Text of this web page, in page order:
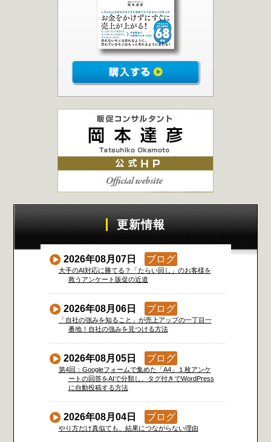
更新情報
2026年08月07日 ブログ
大手のAI対応に勝てる？「たらい回し」のお客様を
救うアンケート販促の近道
2026年08月06日 ブログ
「自社の強みを知ること」が売上アップの一丁目一
番地！自社の強みを見つける方法
2026年08月05日 ブログ
第4回：Googleフォームで集めた「A4」１枚アンケ
ートの回答をAIで分類し、タグ付きでWordPress
に自動投稿する方法
2026年08月04日 ブログ
やり方だけ真似ても、結果につながらない理由